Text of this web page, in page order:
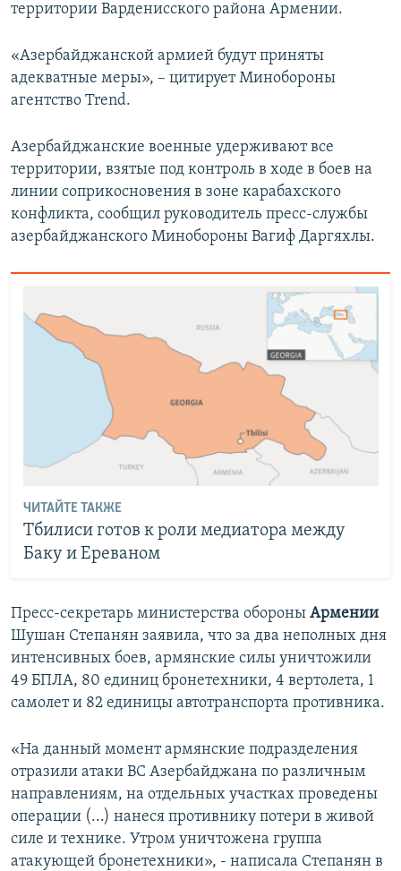
территории Варденисского района Армении.
«Азербайджанской армией будут приняты
адекватные меры», – цитирует Минобороны
агентство Trend.
Азербайджанские военные удерживают все
территории, взятые под контроль в ходе в боев на
линии соприкосновения в зоне карабахского
конфликта, сообщил руководитель пресс-службы
азербайджанского Минобороны Вагиф Даргяхлы.
ЧИТАЙТЕ ТАКЖЕ
Тбилиси готов к роли медиатора между
Баку и Ереваном
Пресс-секретарь министерства обороны Армении
Шушан Степанян заявила, что за два неполных дня
интенсивных боев, армянские силы уничтожили
49 БПЛА, 80 единиц бронетехники, 4 вертолета, 1
самолет и 82 единицы автотранспорта противника.
«На данный момент армянские подразделения
отразили атаки ВС Азербайджана по различным
направлениям, на отдельных участках проведены
операции (...) нанеся противнику потери в живой
силе и технике. Утром уничтожена группа
атакующей бронетехники», - написала Степанян в